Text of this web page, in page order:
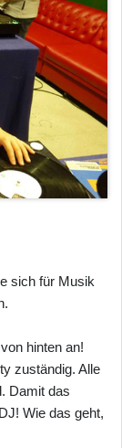
sich für Musik
hinten an!
zuständig. Alle
Damit das
Wie das geht,